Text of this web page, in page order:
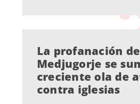
La profanación de
Medjugorje se
creciente ola de
contra iglesias